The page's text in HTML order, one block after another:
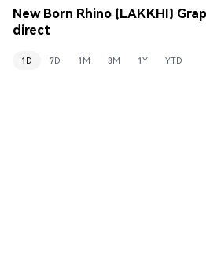
New Born Rhino (LAKKHI)
direct
1D 7D 1M 3M 1Y YTD